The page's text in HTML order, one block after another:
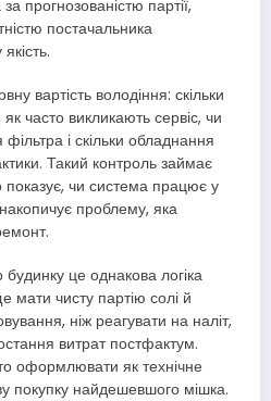
прогнозованістю партії,
постачальника
вартість володіння: скільки
як часто викликають сервіс, чи
фільтра і скільки обладнання
Такий контроль займає
показує, чи система працює у
проблему, яка
це однакова логіка
мати чисту партію солі й
ніж реагувати на наліт,
витрат постфактум.
оформлювати як технічне
покупку найдешевшого мішка.